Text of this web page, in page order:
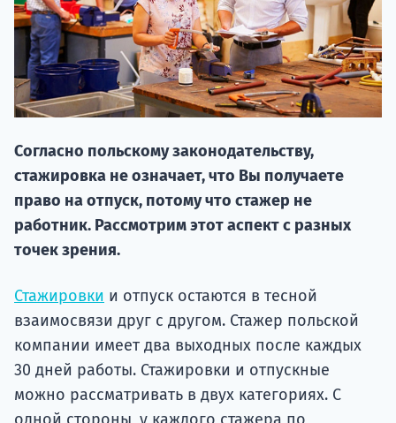
Согласно польскому законодательству,
стажировка не означает, что Вы получаете
право на отпуск, потому что стажер не
работник. Рассмотрим этот аспект с разных
точек зрения.
Стажировки и отпуск остаются в тесной
взаимосвязи друг с другом. Стажер польской
компании имеет два выходных после каждых
30 дней работы. Стажировки и отпускные
можно рассматривать в двух категориях. С
НАБОР